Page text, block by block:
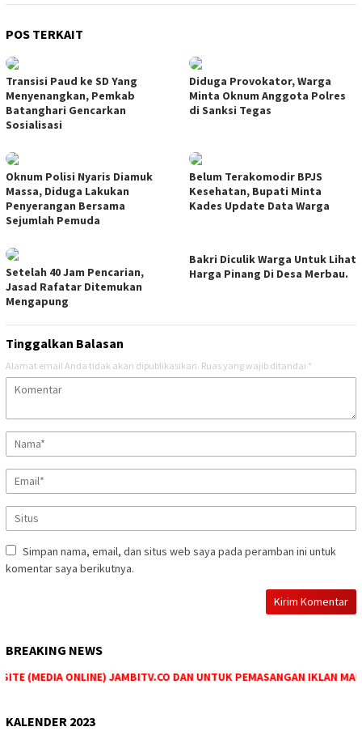
POS TERKAIT
Transisi Paud ke SD Yang
Menyenangkan, Pemkab
Batanghari Gencarkan
Sosialisasi
Diduga Provokator, Warga
Minta Oknum Anggota Polres
di Sanksi Tegas
Oknum Polisi Nyaris Diamuk
Massa, Diduga Lakukan
Penyerangan Bersama
Sejumlah Pemuda
Belum Terakomodir BPJS
Kesehatan, Bupati Minta
Kades Update Data Warga
Setelah 40 Jam Pencarian,
Jasad Rafatar Ditemukan
Mengapung
Bakri Diculik Warga Untuk Lihat
Harga Pinang Di Desa Merbau.
Tinggalkan Balasan
Alamat email Anda tidak akan dipublikasikan. Ruas yang wajib ditandai *
Simpan nama, email, dan situs web saya pada peramban ini untuk
komentar saya berikutnya.
BREAKING NEWS
(MEDIA ONLINE) JAMBITV.CO DAN UNTUK PEMASANGAN IKLAN
KALENDER 2023